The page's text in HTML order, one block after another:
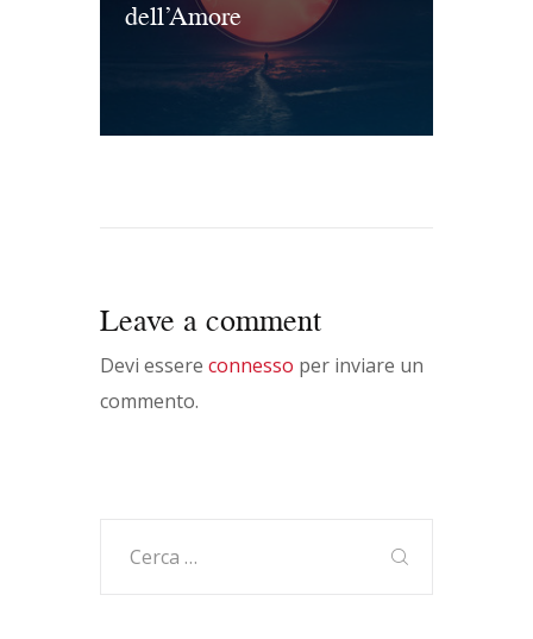
dell’Amore
Leave a comment
Devi essere connesso per inviare un
commento.
per: